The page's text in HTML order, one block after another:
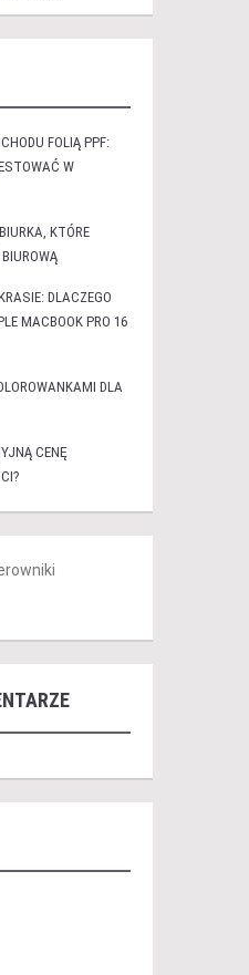
FOLIĄ PPF:
W
KTÓRE
DLACZEGO
MACBOOK PRO 16
DLA
CENĘ